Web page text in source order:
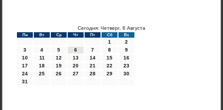
Сегодня: Четверг, 6 Августа
Пн Вт Ср Чт Пт Сб Вс
1
2
3
4 5 6 7 8
9
10
11 12 13 14 15
16
17
18 19 20 21 22
23
24
25 26 27 28 29
30
31